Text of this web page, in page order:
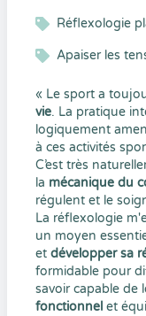
Réflexologie
Apaiser les
« Le sport a
vie. La pratique
logiquement
à ces activités
C’est très
la mécanique du
régulent et le
La réflexologie
un moyen
et développer sa
formidable pour
savoir capable de
fonctionnel et